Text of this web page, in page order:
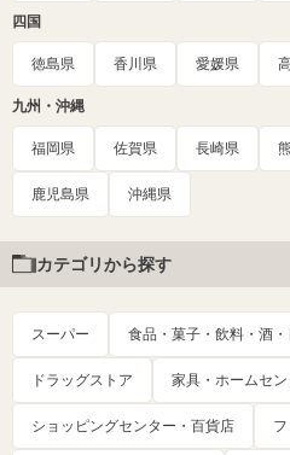
四国
徳島県 香川県 愛媛県
九州・沖縄
福岡県 佐賀県 長崎県
鹿児島県 沖縄県
カテゴリから探す
スーパー 食品・菓子・飲料・酒
ドラッグストア 家具・ホームセン
ショッピングセンター・百貨店